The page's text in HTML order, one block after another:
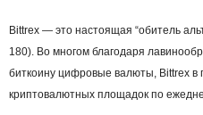
Bittrex — это настоящая “обитель
180). Во многом благодаря
биткоину цифровые валюты, Bittrex в
криптовалютных площадок по